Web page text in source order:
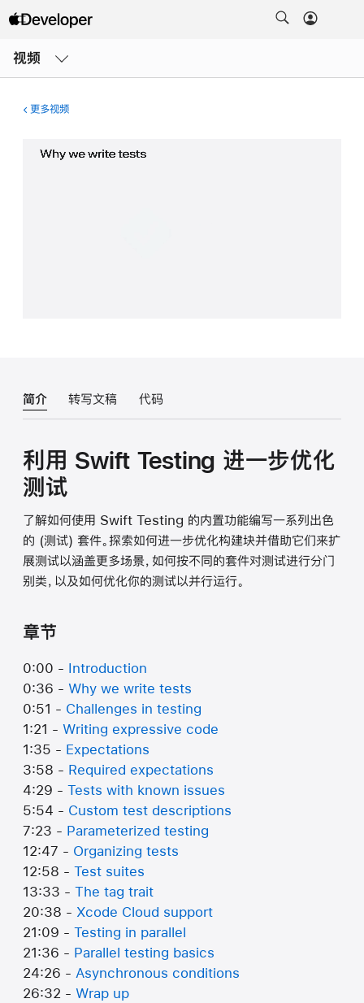
视频
单
更多视频
简介 转写文稿 代码
利用 Swift Testing 进一步优化
测试
了解如何使用 Swift Testing 的内置功能编写一系列出色
的 (测试) 套件。探索如何进一步优化构建块并借助它们来扩
展测试以涵盖更多场景，如何按不同的套件对测试进行分门
别类，以及如何优化你的测试以并行运行。
章节
0:00 - Introduction
0:36 - Why we write tests
0:51 - Challenges in testing
1:21 - Writing expressive code
1:35 - Expectations
3:58 - Required expectations
4:29 - Tests with known issues
5:54 - Custom test descriptions
7:23 - Parameterized testing
12:47 - Organizing tests
12:58 - Test suites
13:33 - The tag trait
20:38 - Xcode Cloud support
21:09 - Testing in parallel
21:36 - Parallel testing basics
24:26 - Asynchronous conditions
26:32 - Wrap up